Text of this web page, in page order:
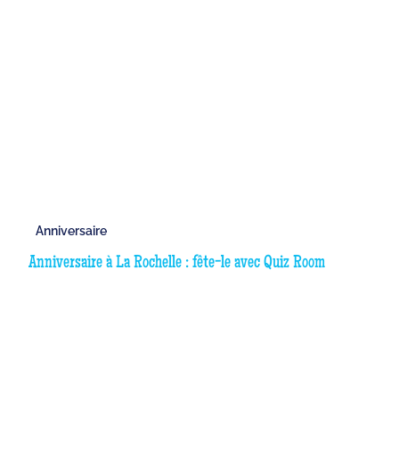
Anniversaire
Anniversaire à La Rochelle : fête-le avec Quiz Room